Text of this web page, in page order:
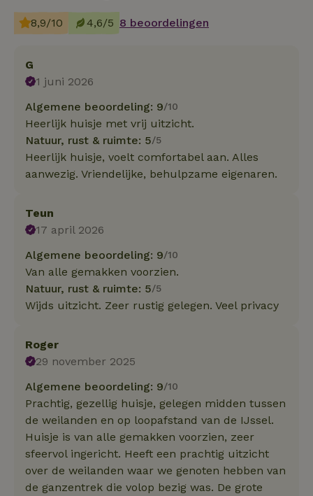
8,9/10 4,6/5 8 beoordelingen
G
1 juni 2026
Algemene beoordeling: 9/10
Heerlijk huisje met vrij uitzicht.
Natuur, rust & ruimte: 5/5
Heerlijk huisje, voelt comfortabel aan. Alles
aanwezig. Vriendelijke, behulpzame eigenaren.
Teun
17 april 2026
Algemene beoordeling: 9/10
Van alle gemakken voorzien.
Natuur, rust & ruimte: 5/5
Wijds uitzicht. Zeer rustig gelegen. Veel privacy
Roger
29 november 2025
Algemene beoordeling: 9/10
Prachtig, gezellig huisje, gelegen midden tussen
de weilanden en op loopafstand van de IJssel.
Huisje is van alle gemakken voorzien, zeer
sfeervol ingericht. Heeft een prachtig uitzicht
over de weilanden waar we genoten hebben van
de ganzentrek die volop bezig was. De grote